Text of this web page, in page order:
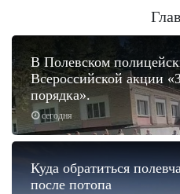
сегодня
В Полевском
Всероссийской акции
порядка».
Куда обратиться
после потопа